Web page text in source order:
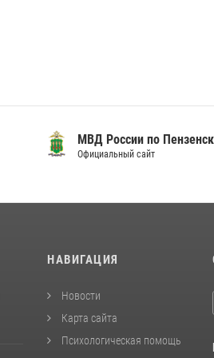
МВД России по
Официальный сайт
НАВИГАЦИЯ
Новости
Карта сайта
Психологическая помощь